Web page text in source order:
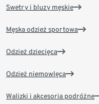
Swetry i bluzy męskie
Męska odzież sportowa
Odzież dziecięca
Odzież niemowlęca
Walizki i akcesoria podróżne